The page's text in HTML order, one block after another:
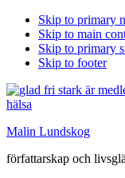
Skip to primary
Skip to main
Skip to primary
Skip to footer
Malin Lundskog
författarskap och